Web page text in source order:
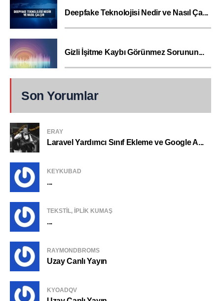
Deepfake Teknolojisi Nedir ve Nasıl Ça...
Gizli İşitme Kaybı Görünmez Sorunun...
Son Yorumlar
ERAY
Laravel Yardımcı Sınıf Ekleme ve Google A...
KEYKUBAD
...
TEKSTIL, IPLIK KUMAŞ
...
RAYMONDBROMS
Uzay Canlı Yayın
KYOADQV